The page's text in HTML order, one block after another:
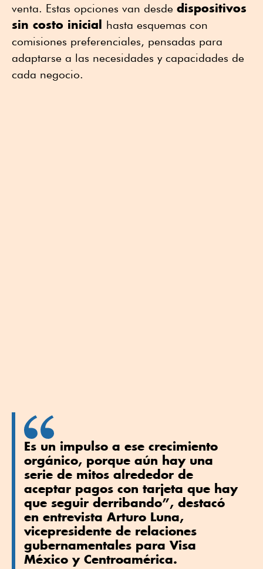
venta. Estas opciones van desde dispositivos
sin costo inicial
hasta esquemas con
comisiones preferenciales, pensadas para
adaptarse a las necesidades y capacidades de
cada negocio.
Es un impulso a ese crecimiento
orgánico, porque aún hay una
serie de mitos alrededor de
aceptar pagos con tarjeta que hay
que seguir derribando”, destacó
en entrevista Arturo Luna,
vicepresidente de relaciones
gubernamentales para Visa
México y Centroamérica.